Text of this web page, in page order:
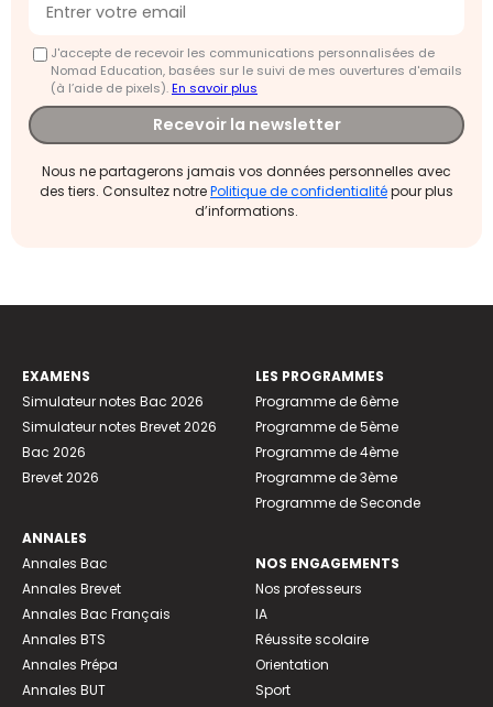
J'accepte de recevoir les communications personnalisées de
Nomad Education, basées sur le suivi de mes ouvertures d'emails
(à l’aide de pixels).En savoir plus
Recevoir la newsletter
Nous ne partagerons jamais vos données personnelles avec
des tiers. Consultez notrePolitique de confidentialitépour plus
d’informations.
EXAMENS
Simulateur notes Bac 2026
Simulateur notes Brevet 2026
Bac 2026
Brevet 2026
ANNALES
Annales Bac
Annales Brevet
Annales Bac Français
Annales BTS
Annales Prépa
Annales BUT
LES PROGRAMMES
Programme de 6ème
Programme de 5ème
Programme de 4ème
Programme de 3ème
Programme de Seconde
NOS ENGAGEMENTS
Nos professeurs
IA
Réussite scolaire
Orientation
Sport